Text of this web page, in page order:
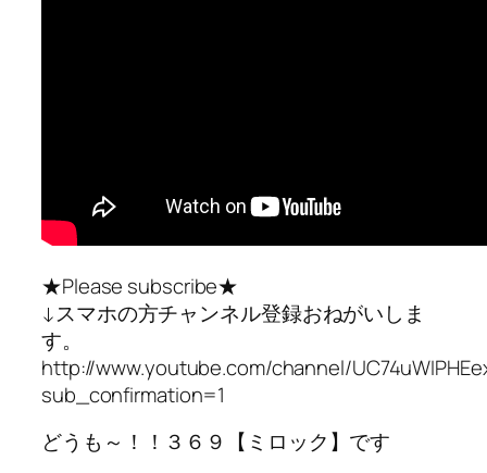
★Please subscribe★
↓スマホの方チャンネル登録おねがいしま
す。
http://www.youtube.com/channel/
sub_confirmation=1
どうも～！！３６９【ミロック】です